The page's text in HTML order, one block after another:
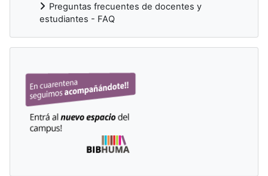
Preguntas frecuentes de docentes y
estudiantes - FAQ